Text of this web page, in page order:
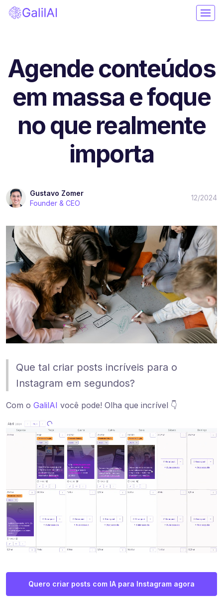
Agende conteúdos
em massa e foque
no que realmente
importa
Gustavo Zomer
Founder & CEO
12/2024
Que tal criar posts incríveis para o
Instagram em segundos?
Com o GalilAI você pode! Olha que incrível 👇
Quero criar posts com IA para Instagram agora